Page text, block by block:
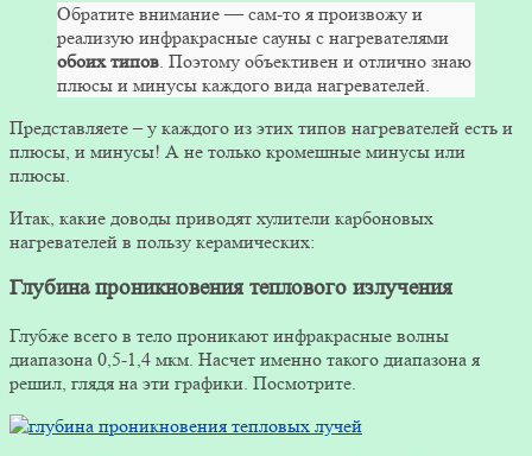
Обратите внимание — сам-то я произвожу и
реализую инфракрасные сауны с нагревателями
обоих типов . Поэтому объективен и отлично знаю
плюсы и минусы каждого вида нагревателей.
Представляете – у каждого из этих типов нагревателей есть и
плюсы, и минусы! А не только кромешные минусы или
плюсы.
Итак, какие доводы приводят хулители карбоновых
нагревателей в пользу керамических:
Глубина проникновения теплового излучения
Глубже всего в тело проникают инфракрасные волны
диапазона 0,5-1,4 мкм. Насчет именно такого диапазона я
решил, глядя на эти графики. Посмотрите.